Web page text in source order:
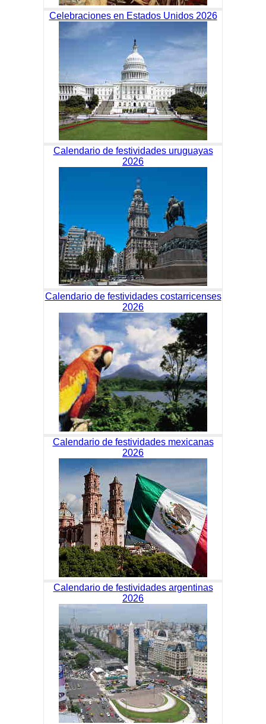
Celebraciones en Estados Unidos 2026
Calendario de festividades uruguayas
2026
Calendario de festividades costarricenses
2026
Calendario de festividades mexicanas
2026
Calendario de festividades argentinas
2026